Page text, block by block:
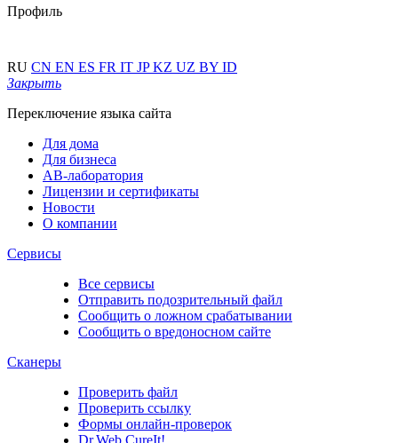
Профиль
RU CN EN ES FR IT JPKZ UZ BY ID
Закрыть
Переключение языка сайта
Для дома
Для бизнеса
АВ-лаборатория
Лицензии и сертификаты
Новости
О компании
Сервисы
Все сервисы
Отправить подозрительный файл
Сообщить о ложном срабатывании
Сообщить о вредоносном сайте
Сканеры
Проверить файл
Проверить ссылку
Формы онлайн-проверок
Dr.Web CureIt!